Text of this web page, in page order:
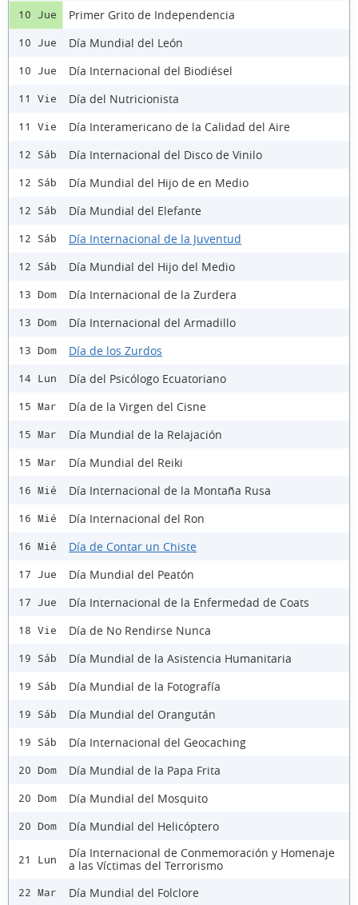
10 Jue Primer Grito de Independencia
10 Jue Día Mundial del León
10 Jue Día Internacional del Biodiésel
11 Vie Día del Nutricionista
11 Vie Día Interamericano de la Calidad del Aire
12 Sáb Día Internacional del Disco de Vinilo
12 Sáb Día Mundial del Hijo de en Medio
12 Sáb Día Mundial del Elefante
12 Sáb Día Internacional de la Juventud
12 Sáb Día Mundial del Hijo del Medio
13 Dom Día Internacional de la Zurdera
13 Dom Día Internacional del Armadillo
13 Dom Día de los Zurdos
14 Lun Día del Psicólogo Ecuatoriano
15 Mar Día de la Virgen del Cisne
15 Mar Día Mundial de la Relajación
15 Mar Día Mundial del Reiki
16 Mié Día Internacional de la Montaña Rusa
16 Mié Día Internacional del Ron
16 Mié Día de Contar un Chiste
17 Jue Día Mundial del Peatón
17 Jue Día Internacional de la Enfermedad de Coats
18 Vie Día de No Rendirse Nunca
19 Sáb Día Mundial de la Asistencia Humanitaria
19 Sáb Día Mundial de la Fotografía
19 Sáb Día Mundial del Orangután
19 Sáb Día Internacional del Geocaching
20 Dom Día Mundial de la Papa Frita
20 Dom Día Mundial del Mosquito
20 Dom Día Mundial del Helicóptero
21 Lun
Día Internacional de Conmemoración y Homenaje
a las Víctimas del Terrorismo
22 Mar Día Mundial del Folclore